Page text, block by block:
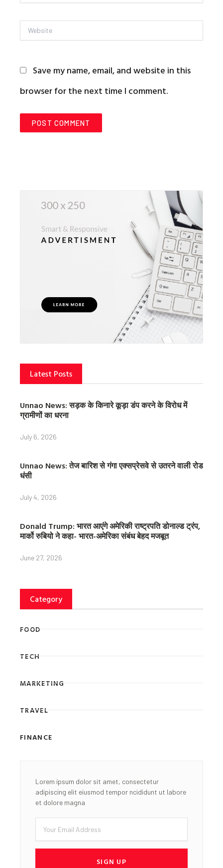
Website
Save my name, email, and website in this
browser for the next time I comment.
Latest Posts
Unnao News: सड़क के किनारे कूड़ा डंप करने के विरोध में
ग्रामीणों का धरना
July 6, 2026
Unnao News: तेज बारिश से गंगा एक्सप्रेसवे से उतरने वाली रोड
धंसी
July 4, 2026
Donald Trump: भारत आएंगे अमेरिकी राष्ट्रपति डोनाल्ड ट्रंप,
मार्को रुबियो ने कहा- भारत-अमेरिका संबंध बेहद मजबूत
June 27, 2026
Category
FOOD
TECH
MARKETING
TRAVEL
FINANCE
Lorem ipsum dolor sit amet, consectetur
adipiscing elit eiusmod tempor ncididunt ut labore
et dolore magna
Email
SIGN UP